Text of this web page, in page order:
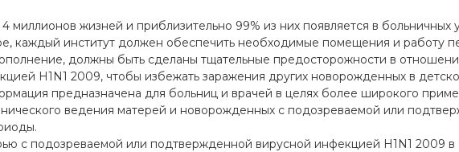
жизней и приблизительно 99% из них появляется в больничных
каждый институт должен обеспечить необходимые помещения и работу
должны быть сделаны тщательные предосторожности в
H1N1 2009, чтобы избежать заражения других новорожденных в
предназначена для больниц и врачей в целях более широкого
ведения матерей и новорожденных с подозреваемой или
с подозреваемой или подтвержденной вирусной инфекцией H1N1 2009 в